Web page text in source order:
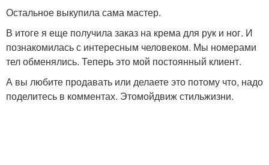
Остальное выкупила сама мастер.
В итоге я еще получила заказ на крема для рук и ног. И
познакомилась с интересным человеком. Мы номерами
тел обменялись. Теперь это мой постоянный клиент.
А вы любите продавать или делаете это потому что, надо
поделитесь в комментах. Этомойдвиж стильжизни.